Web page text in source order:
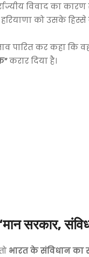
विवाद का कारण
को उसके
पारित कर कहा कि
करार दिया है।
सरकार,
भारत के संविधान का